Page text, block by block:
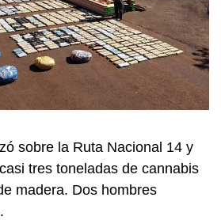
sobre la Ruta Nacional 14 y
tres toneladas de cannabis
madera. Dos hombres